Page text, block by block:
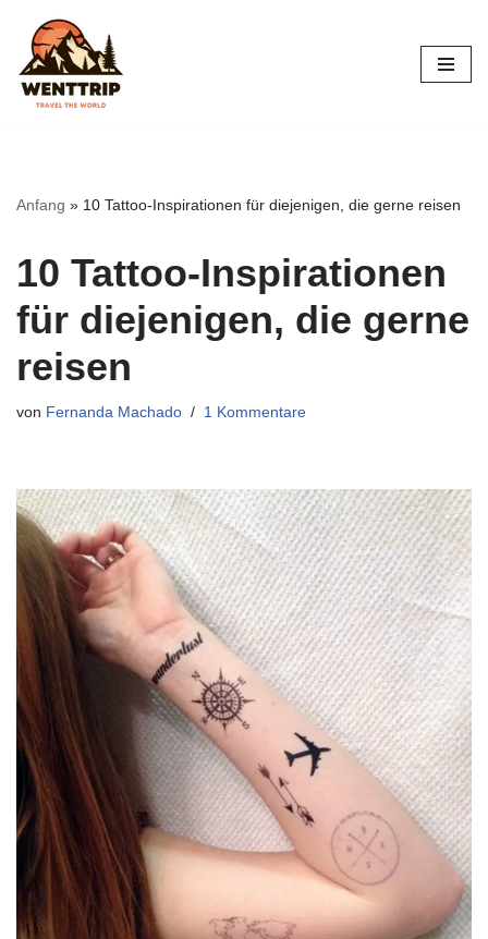
Zum
Inhalt
springen
Anfang » 10 Tattoo-Inspirationen für diejenigen, die gerne reisen
10 Tattoo-Inspirationen
für diejenigen, die gerne
reisen
von Fernanda Machado 1 Kommentare